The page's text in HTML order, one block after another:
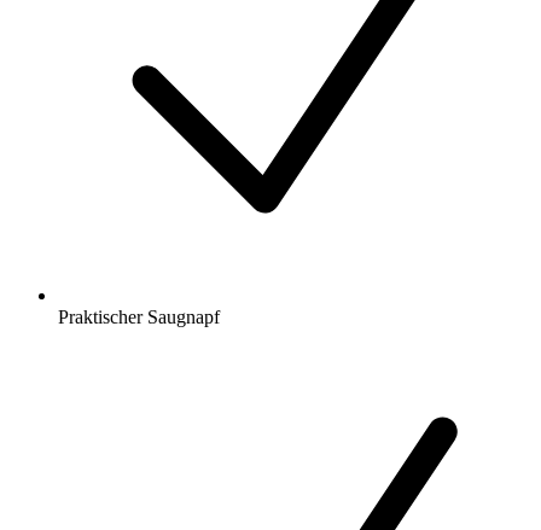
Praktischer Saugnapf